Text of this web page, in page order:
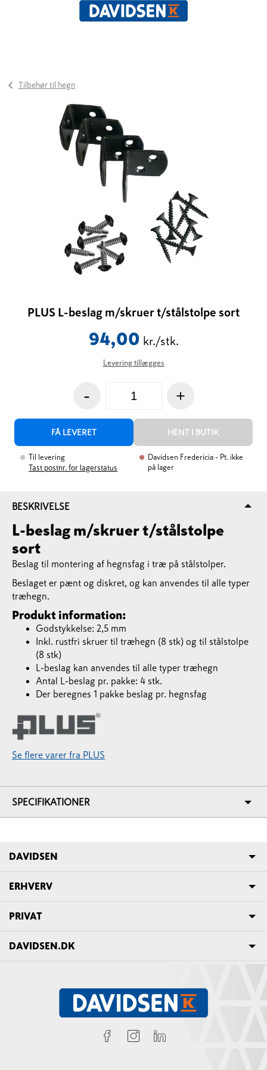
Tilbehør til hegn
PLUS L-beslag m/skruer t/stålstolpe sort
94,00 kr./stk.
Levering tillægges
- +
FÅ LEVERET HENT I BUTIK
Til levering
Tast postnr. for lagerstatus
Davidsen Fredericia - Pt. ikke
på lager
BESKRIVELSE
L-beslag m/skruer t/stålstolpe
sort
Beslag til montering af hegnsfag i træ på stålstolper.
Beslaget er pænt og diskret, og kan anvendes til alle typer
træhegn.
Produkt information:
Godstykkelse: 2,5 mm
Inkl. rustfri skruer til træhegn (8 stk) og til stålstolpe
(8 stk)
​L-beslag kan anvendes til alle typer træhegn
Antal L-beslag pr. pakke: 4 stk.
Der beregnes 1 pakke beslag pr. hegnsfag
Se flere varer fra PLUS
SPECIFIKATIONER
DAVIDSEN
ERHVERV
PRIVAT
DAVIDSEN.DK